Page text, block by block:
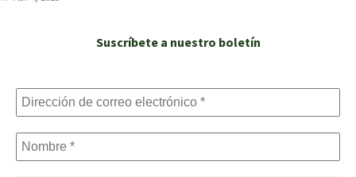
Suscríbete a nuestro boletín